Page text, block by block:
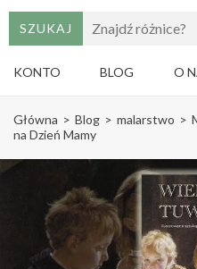
KONTO BLOG O
to
(Press
Główna > Blog > malarstwo >
na Dzień Mamy